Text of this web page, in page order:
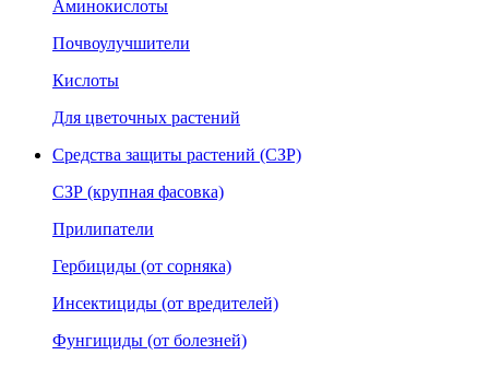
Аминокислоты
Почвоулучшители
Кислоты
Для цветочных растений
Средства защиты растений (СЗР)
СЗР (крупная фасовка)
Прилипатели
Гербициды (от сорняка)
Инсектициды (от вредителей)
Фунгициды (от болезней)